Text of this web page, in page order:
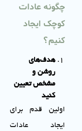
چگونه عادات
کوچک ایجاد
کنیم؟
هدف‌های
روشن و
مشخص تعیین
کنید
اولین قدم برای
ایجاد عادات